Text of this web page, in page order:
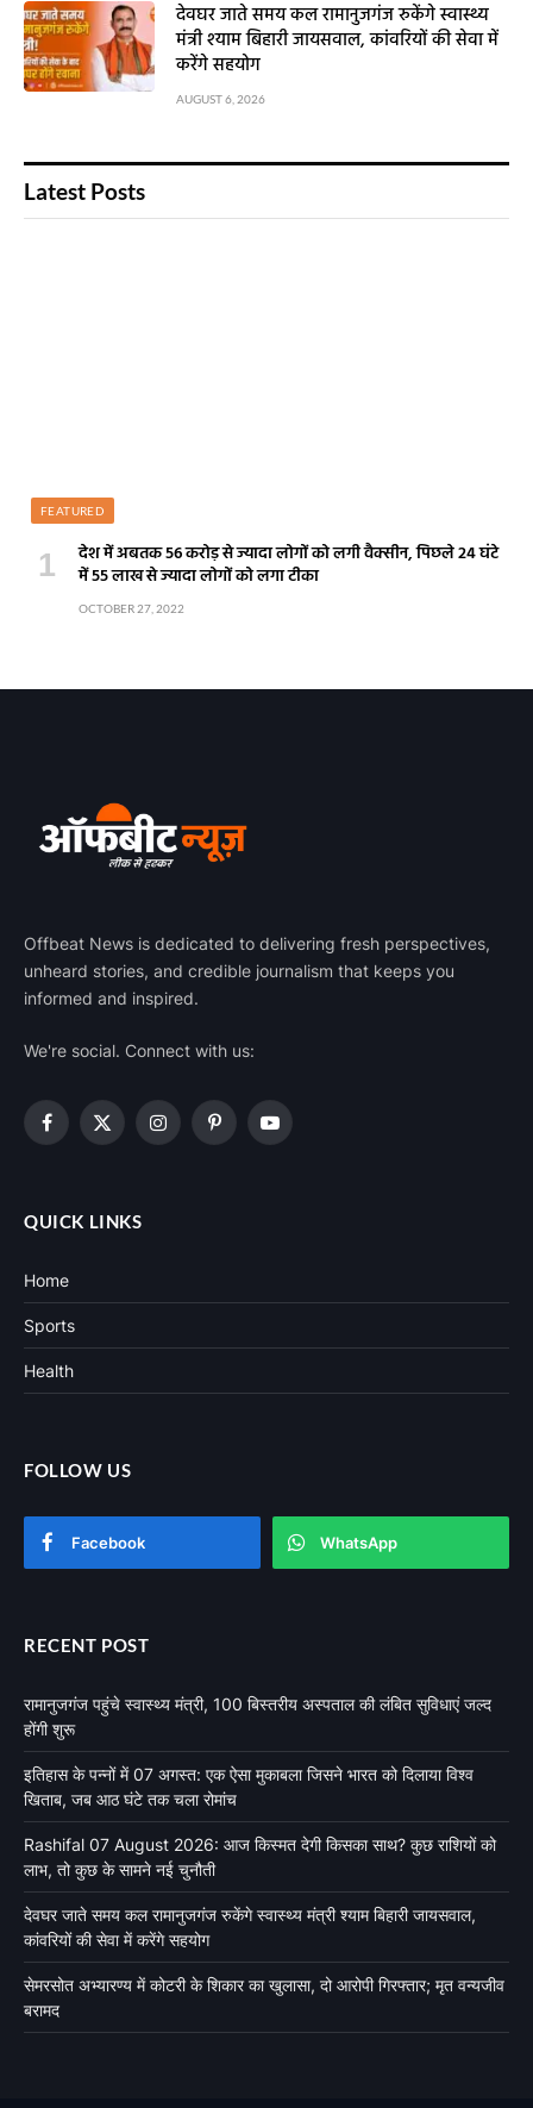
देवघर जाते समय कल रामानुजगंज रुकेंगे स्वास्थ्य
मंत्री श्याम बिहारी जायसवाल, कांवरियों की सेवा में
करेंगे सहयोग
AUGUST 6, 2026
Latest Posts
FEATURED
देश में अबतक 56 करोड़ से ज्यादा लोगों को लगी वैक्सीन, पिछले 24 घंटे
में 55 लाख से ज्यादा लोगों को लगा टीका
OCTOBER 27, 2022
Offbeat News is dedicated to delivering fresh perspectives,
unheard stories, and credible journalism that keeps you
informed and inspired.
We're social. Connect with us:
Facebook
X
InstagramPinterestYouTube
QUICK LINKS
Home
Sports
Health
FOLLOW US
Facebook WhatsApp
RECENT POST
रामानुजगंज पहुंचे स्वास्थ्य मंत्री, 100 बिस्तरीय अस्पताल की लंबित सुविधाएं जल्द
होंगी शुरू
इतिहास के पन्नों में 07 अगस्त: एक ऐसा मुकाबला जिसने भारत को दिलाया विश्व
खिताब, जब आठ घंटे तक चला रोमांच
Rashifal 07 August 2026: आज किस्मत देगी किसका साथ? कुछ राशियों को
लाभ, तो कुछ के सामने नई चुनौती
देवघर जाते समय कल रामानुजगंज रुकेंगे स्वास्थ्य मंत्री श्याम बिहारी जायसवाल,
कांवरियों की सेवा में करेंगे सहयोग
सेमरसोत अभ्यारण्य में कोटरी के शिकार का खुलासा, दो आरोपी गिरफ्तार; मृत वन्यजीव
बरामद